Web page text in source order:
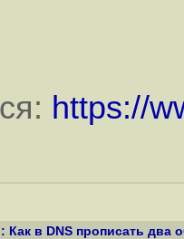
https://
Как в DNS прописать два